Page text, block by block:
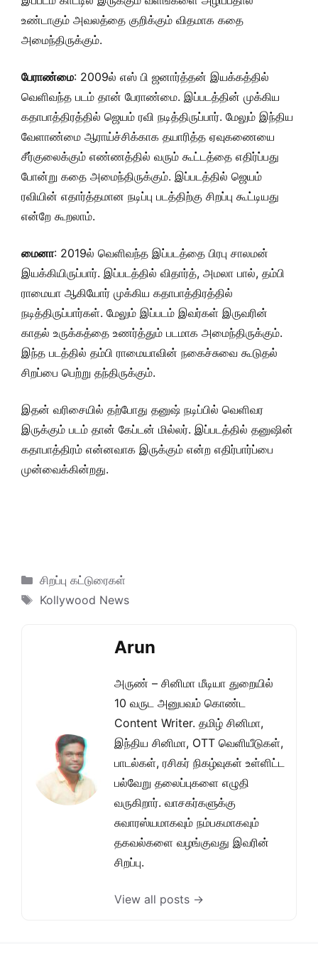
உண்டாகும் அவலத்தை குறிக்கும் விதமாக கதை
அமைந்திருக்கும்.
பேராண்மை: 2009ல் எஸ் பி ஜனார்த்தன் இயக்கத்தில்
வெளிவந்த படம் தான் பேராண்மை. இப்படத்தின் முக்கிய
கதாபாத்திரத்தில் ஜெயம் ரவி நடித்திருப்பார். மேலும் இந்திய
வேளாண்மை ஆராய்ச்சிக்காக தயாரித்த ஏவுகணையை
சீர்குலைக்கும் எண்ணத்தில் வரும் கூட்டத்தை எதிர்ப்பது
போன்று கதை அமைந்திருக்கும். இப்படத்தில் ஜெயம்
ரவியின் எதார்த்தமான நடிப்பு படத்திற்கு சிறப்பு கூட்டியது
என்றே கூறலாம்.
மைனா: 2019ல் வெளிவந்த இப்படத்தை பிரபு சாலமன்
இயக்கியிருப்பார். இப்படத்தில் விதார்த், அமலா பால், தம்பி
ராமையா ஆகியோர் முக்கிய கதாபாத்திரத்தில்
நடித்திருப்பார்கள். மேலும் இப்படம் இவர்கள் இருவரின்
காதல் உருக்கத்தை உணர்த்தும் படமாக அமைந்திருக்கும்.
இந்த படத்தில் தம்பி ராமையாவின் நகைச்சுவை கூடுதல்
சிறப்பை பெற்று தந்திருக்கும்.
இதன் வரிசையில் தற்போது தனுஷ் நடிப்பில் வெளிவர
இருக்கும் படம் தான் கேப்டன் மில்லர். இப்படத்தில் தனுஷின்
கதாபாத்திரம் என்னவாக இருக்கும் என்ற எதிர்பார்ப்பை
முன்வைக்கின்றது.
Categories
சிறப்பு கட்டுரைகள்
Tags
Kollywood News
Arun
அருண் – சினிமா மீடியா துறையில்
10 வருட அனுபவம் கொண்ட
Content Writer. தமிழ் சினிமா,
இந்திய சினிமா, OTT வெளியீடுகள்,
பாடல்கள், ரசிகர் நிகழ்வுகள் உள்ளிட்ட
பல்வேறு தலைப்புகளை எழுதி
வருகிறார். வாசகர்களுக்கு
சுவாரஸ்யமாகவும் நம்பகமாகவும்
தகவல்களை வழங்குவது இவரின்
சிறப்பு.
View all posts →